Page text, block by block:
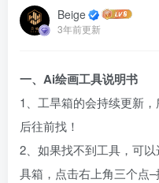
Beige
3年前更新
一、Ai绘画工具说明书
1、工旱箱的会持续更新
后往前找！
2、如果找不到工具，可以
具箱，点击右上角三个点